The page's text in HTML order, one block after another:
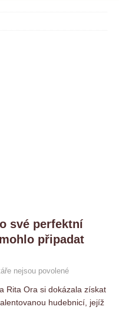
své perfektní
připadat
nejsou povolené
Rita Ora si dokázala získat
hudebnicí, jejíž